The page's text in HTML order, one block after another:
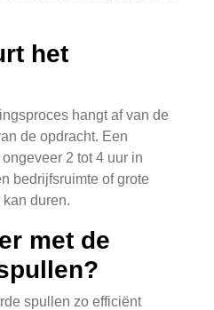
het
hangt af van de
de opdracht. Een
2 tot 4 uur in
bedrijfsruimte of grote
duren.
met de
spullen zo efficiënt